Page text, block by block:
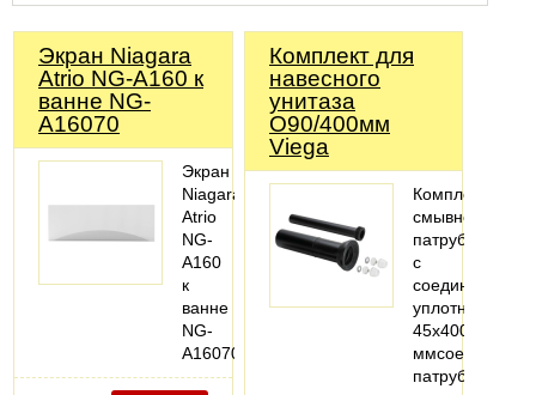
Экран Niagara
Atrio NG-A160 к
ванне NG-
A16070
Экран
Niagara
Atrio
NG-
A160
к
ванне
NG-
A16070
Комплект для
навесного
унитаза
O90/400мм
Viega
смывной
патрубок
с
уплотнением
45x400
патрубок